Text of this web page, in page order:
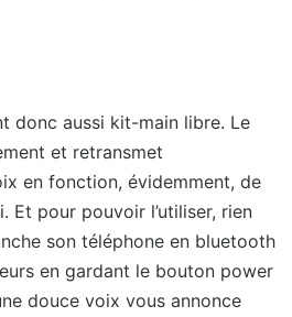
donc aussi kit-main libre. Le
et retransmet
en fonction, évidemment, de
Et pour pouvoir l’utiliser, rien
son téléphone en bluetooth
en gardant le bouton power
douce voix vous annonce